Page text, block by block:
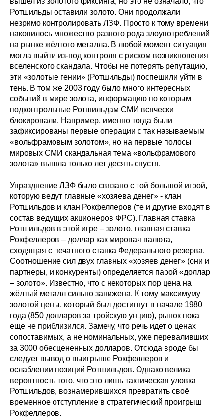
Ротшильды оставили золото. Они продолжали
незримо контролировать ЛЗФ. Просто к тому времени
накопилось множество разного рода злоупотреблений
на рынке жёлтого металла. В любой момент ситуация
могла выйти из-под контроля с риском возникновения
вселенского скандала. Чтобы не потерять репутацию,
эти «золотые гении» (Ротшильды) поспешили уйти в
тень. В том же 2003 году было много интересных
событий в мире золота, информацию по которым
подконтрольные Ротшильдам СМИ всячески
блокировали. Например, именно тогда были
зафиксированы первые операции с так называемым
«вольфрамовым золотом», но на первые полосы
мировых СМИ скандальная тема «вольфрамового
золота» вышла только лет десять спустя.
Упразднение ЛЗФ было связано с той большой игрой,
которую ведут главные «хозяева денег» - клан
Ротшильдов и клан Рокфеллеров (те и другие входят в
состав ведущих акционеров ФРС). Главная ставка
Ротшильдов в этой игре – золото, главная ставка
Рокфеллеров – доллар как мировая валюта,
сходящая с печатного станка Федерального резерва.
Соотношение сил двух главных «хозяев денег» (они и
партнеры, и конкуренты) определяется парой «доллар
– золото». Известно, что с некоторых пор цена на
жёлтый металл сильно занижена. К тому максимуму
золотой цены, который был достигнут в начале 1980
года (850 долларов за тройскую унцию), рынок пока
еще не приблизился. Замечу, что речь идет о ценах
сопоставимых, а не номинальных, уже переваливших
за 3000 обесцененных долларов. Отсюда вроде бы
следует вывод о выигрыше Рокфеллеров и
ослаблении позиций Ротшильдов. Однако велика
вероятность того, что это лишь тактическая уловка
Ротшильдов, вознамерившихся превратить своё
временное отступление в стратегический проигрыш
Рокфеллеров.